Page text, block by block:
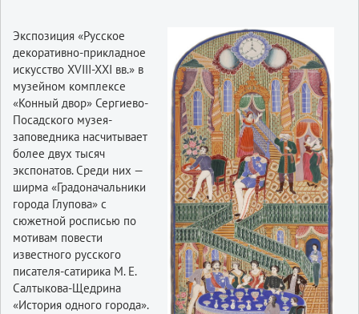
Экспозиция «Русское
декоративно-прикладное
искусство XVIII-XXI вв.» в
музейном комплексе
«Конный двор» Сергиево-
Посадского музея-
заповедника насчитывает
более двух тысяч
экспонатов. Среди них —
ширма «Градоначальники
города Глупова» с
сюжетной росписью по
мотивам повести
известного русского
писателя-сатирика М. Е.
Салтыкова-Щедрина
«История одного города».